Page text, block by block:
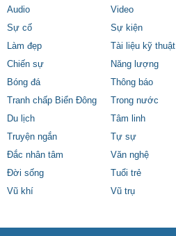
Audio
Video
Sự cố
Sự kiện
Làm đẹp
Tài liệu kỹ thuật
Chiến sự
Năng lượng
Bóng đá
Thông báo
Tranh chấp Biển Đông
Trong nước
Du lịch
Tâm linh
Truyện ngắn
Tự sự
Đắc nhân tâm
Văn nghệ
Đời sống
Tuổi trẻ
Vũ khí
Vũ trụ